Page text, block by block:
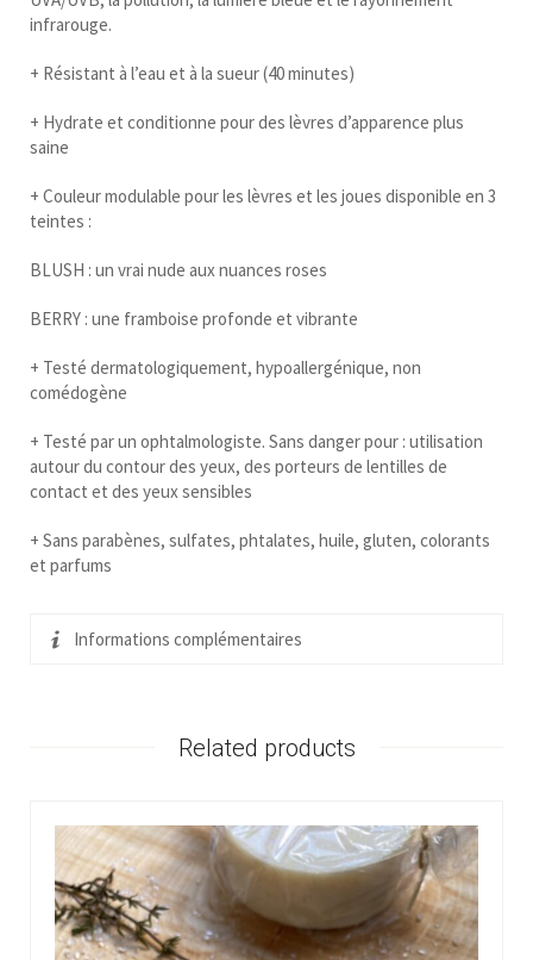
infrarouge.
+ Résistant à l’eau et à la sueur (40 minutes)
+ Hydrate et conditionne pour des lèvres d’apparence plus
saine
+ Couleur modulable pour les lèvres et les joues disponible en 3
teintes :
BLUSH : un vrai nude aux nuances roses
BERRY : une framboise profonde et vibrante
+ Testé dermatologiquement, hypoallergénique, non
comédogène
+ Testé par un ophtalmologiste. Sans danger pour : utilisation
autour du contour des yeux, des porteurs de lentilles de
contact et des yeux sensibles
+ Sans parabènes, sulfates, phtalates, huile, gluten, colorants
et parfums
Informations complémentaires
Related products